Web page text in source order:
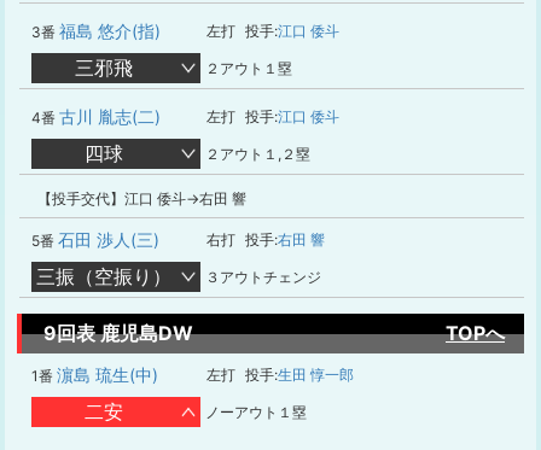
3番 福島 悠介(指) 左打 投手:江口 倭斗
三邪飛 ２アウト１塁
4番 古川 胤志(二) 左打 投手:江口 倭斗
四球 ２アウト１,２塁
【投手交代】江口 倭斗→右田 響
5番 石田 渉人(三) 右打 投手:右田 響
三振（空振り） ３アウトチェンジ
9回表 鹿児島DW TOPへ
1番 濵島 琉生(中) 左打 投手:生田 惇一郎
二安 ノーアウト１塁